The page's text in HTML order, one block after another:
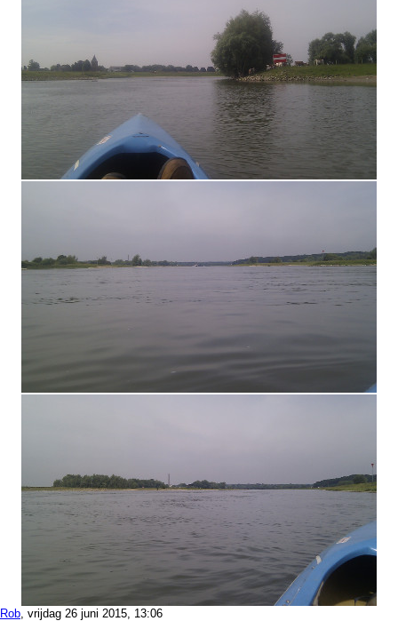
Rob , vrijdag 26 juni 2015, 13:06